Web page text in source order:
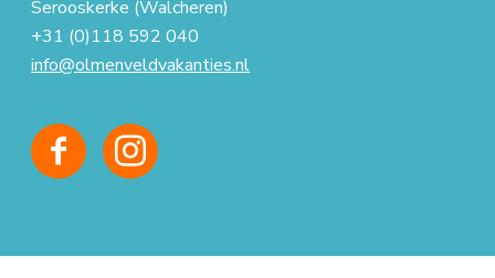
Serooskerke (Walcheren)
+31 (0)118 592 040
info@olmenveldvakanties.nl